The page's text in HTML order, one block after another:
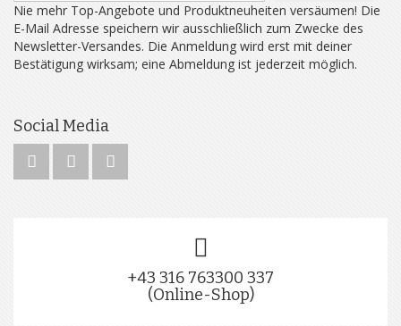
Nie mehr Top-Angebote und Produktneuheiten versäumen! Die
E-Mail Adresse speichern wir ausschließlich zum Zwecke des
Newsletter-Versandes. Die Anmeldung wird erst mit deiner
Bestätigung wirksam; eine Abmeldung ist jederzeit möglich.
Social Media
+43 316 763300 337
(Online-Shop)